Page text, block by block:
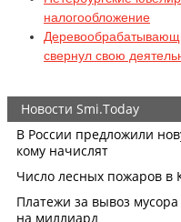
налогообложение
свернул свою